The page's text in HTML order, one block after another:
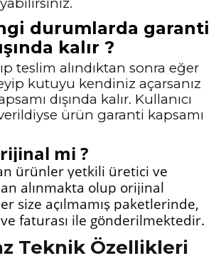
durumlarda garanti
kalır ?
teslim alındıktan sonra eğer
kutuyu kendiniz açarsanız
dışında kalır. Kullanıcı
ürün garanti kapsamı
mi ?
ürünler yetkili üretici ve
alınmakta olup orijinal
size açılmamış paketlerinde,
faturası ile gönderilmektedir.
Teknik Özellikleri